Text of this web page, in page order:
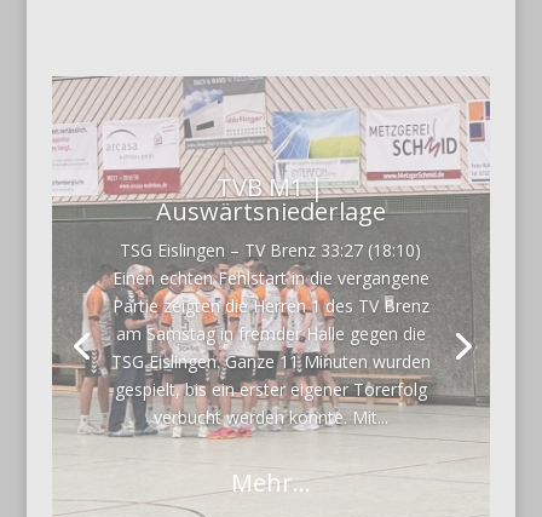
TVB M1 |
Auswärtsniederlage
TSG Eislingen – TV Brenz 33:27 (18:10)
Einen echten Fehlstart in die vergangene
Partie zeigten die Herren 1 des TV Brenz
am Samstag in fremder Halle gegen die
TSG Eislingen. Ganze 11 Minuten wurden
gespielt, bis ein erster eigener Torerfolg
verbucht werden konnte. Mit...
Mehr...